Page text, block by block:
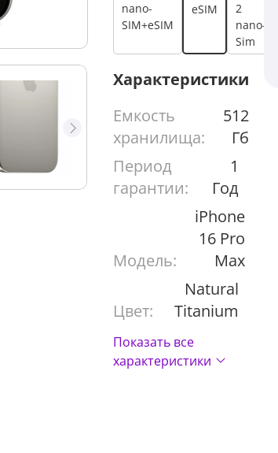
nano-
SIM+eSIM
eSIM
2
nano-
Sim
Характеристики
Емкость
хранилища:
512
Гб
Период
гарантии:
1
Год
Модель:
iPhone
16 Pro
Max
Цвет:
Natural
Titanium
Показать все
характеристики